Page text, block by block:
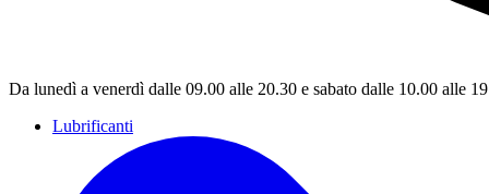
Da lunedì a venerdì dalle 09.00 alle 20.30 e sabato dalle 10.00 alle
Lubrificanti